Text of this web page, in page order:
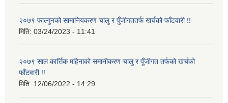
२०७९ फाल्गुनको सामानियकरण चालु र पुँजीगततर्फ खर्चको फाँटवारी !!
मिति: 03/24/2023 - 11:41
२०७९ साल कार्त्तिक महिनाको समानीकरण चालु र पूँजीगत तर्फको खर्चको
फाँटवारी !!
मिति: 12/06/2022 - 14:29